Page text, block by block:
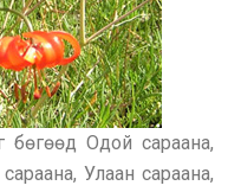
бөгөөд Одой сараана,
Улаан сараана,